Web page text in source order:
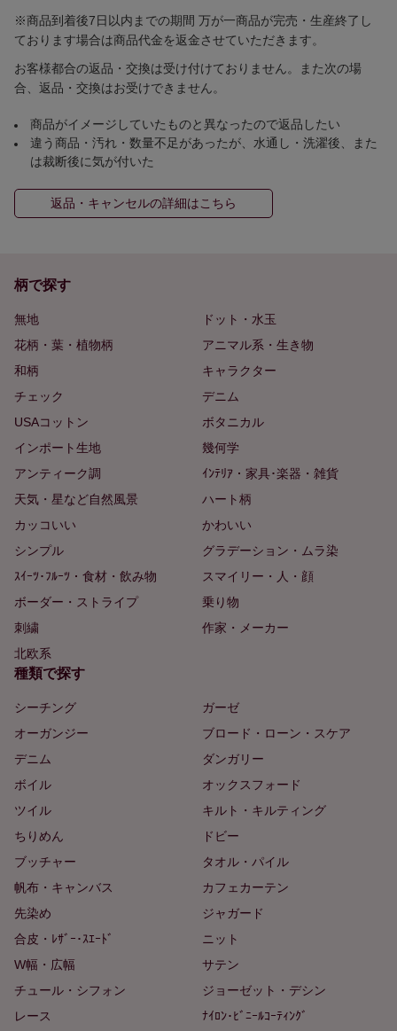
※商品到着後7日以内までの期間 万が一商品が完売・生産終了し
ております場合は商品代金を返金させていただきます。
お客様都合の返品・交換は受け付けておりません。また次の場
合、返品・交換はお受けできません。
商品がイメージしていたものと異なったので返品したい
違う商品・汚れ・数量不足があったが、水通し・洗濯後、また
は裁断後に気が付いた
返品・キャンセルの詳細はこちら
柄で探す
無地
ドット・水玉
花柄・葉・植物柄
アニマル系・生き物
和柄
キャラクター
チェック
デニム
USAコットン
ボタニカル
インポート生地
幾何学
アンティーク調
ｲﾝﾃﾘｱ・家具･楽器・雑貨
天気・星など自然風景
ハート柄
カッコいい
かわいい
シンプル
グラデーション・ムラ染
ｽｲｰﾂ･ﾌﾙｰﾂ・食材・飲み物
スマイリー・人・顔
ボーダー・ストライプ
乗り物
刺繍
作家・メーカー
北欧系
種類で探す
シーチング
ガーゼ
オーガンジー
ブロード・ローン・スケア
デニム
ダンガリー
ボイル
オックスフォード
ツイル
キルト・キルティング
ちりめん
ドビー
ブッチャー
タオル・パイル
帆布・キャンバス
カフェカーテン
先染め
ジャガード
合皮・ﾚｻﾞｰ･ｽｴｰﾄﾞ
ニット
W幅・広幅
サテン
チュール・シフォン
ジョーゼット・デシン
レース
ﾅｲﾛﾝ･ﾋﾞﾆｰﾙｺｰﾃｨﾝｸﾞ